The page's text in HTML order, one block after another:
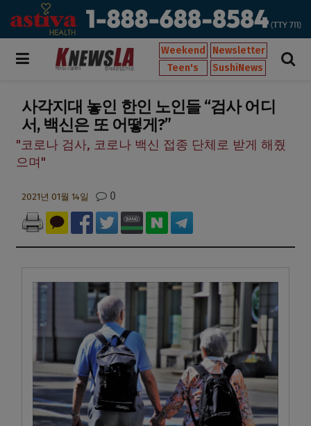
Weekend
Newsletter
Teen's
SushiNews
사각지대 놓인 한인 노인들 “검사 어디
서, 백신은 또 어떻게?”
"코로나 검사, 코로나 백신 접종 단체로 받게 해줬
으며"
2021년 01월 14일 0